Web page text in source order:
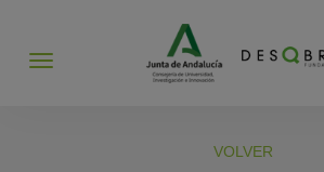
Abrir
VOLVER